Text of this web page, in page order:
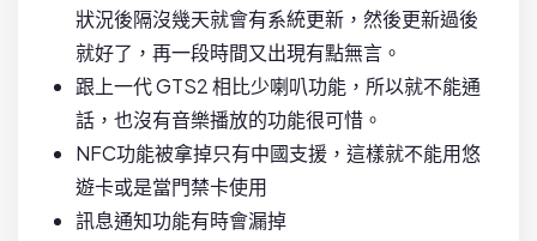
狀況後隔沒幾天就會有系統更新，然後更新過後
就好了，再一段時間又出現有點無言。
跟上一代 GTS2 相比少喇叭功能，所以就不能通
話，也沒有音樂播放的功能很可惜。
NFC功能被拿掉只有中國支援，這樣就不能用悠
遊卡或是當門禁卡使用
訊息通知功能有時會漏掉